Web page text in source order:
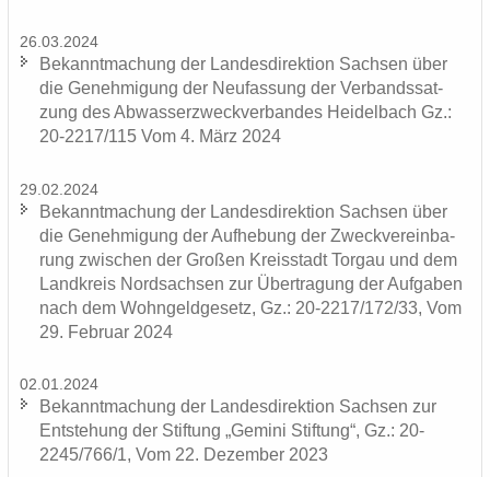
26.03.2024
Be­kannt­ma­chung der Lan­des­di­rek­ti­on Sach­sen über
die Ge­neh­mi­gung der Neu­fas­sung der Ver­bands­sat­
zung des Ab­was­ser­zweck­ver­ban­des Hei­del­bach Gz.:
20-2217/115 Vom 4. März 2024
29.02.2024
Be­kannt­ma­chung der Lan­des­di­rek­ti­on Sach­sen über
die Ge­neh­mi­gung der Auf­he­bung der Zweck­ver­ein­ba­
rung zwi­schen der Gro­ßen Kreis­stadt Tor­gau und dem
Land­kreis Nord­sach­sen zur Über­tra­gung der Auf­ga­ben
nach dem Wohn­geld­ge­setz, Gz.: 20-2217/172/33, Vom
29. Fe­bru­ar 2024
02.01.2024
Be­kannt­ma­chung der Lan­des­di­rek­ti­on Sach­sen zur
Ent­ste­hung der Stif­tung „Ge­mi­ni Stif­tung“, Gz.: 20-
2245/766/1, Vom 22. De­zem­ber 2023